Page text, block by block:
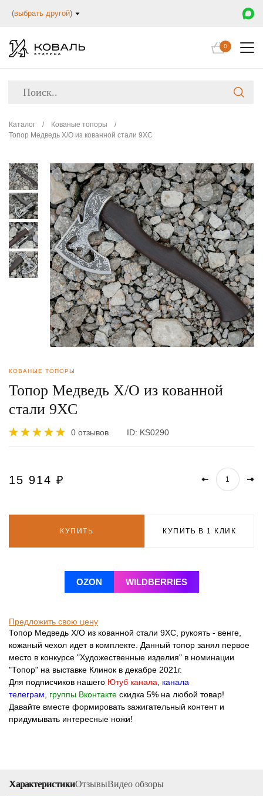
(выбрать другой)
0
Каталог / Кованые топоры
/
Топор Медведь Х/О из кованной стали 9ХС
КОВАНЫЕ ТОПОРЫ
Топор Медведь Х/О из кованной
стали 9ХС
0 отзывов ID: KS0290
15 914 ₽
КУПИТЬ КУПИТЬ В 1 КЛИК
OZON WILDBERRIES
Предложить свою цену
Топор Медведь Х/О из кованной стали 9ХС, рукоять - венге,
кожаный чехол идет в комплекте. Данный топор занял первое
место в конкурсе "Художественные изделия" в номинации
"Топор" на выставке Клинок в декабре 2021г.
Для подписчиков нашего Ютуб канала
канала
телеграм
группы Вконтакте скидка 5% на любой товар!
Давайте вместе формировать зажигательный контент и
придумывать интересные ножи!
ХарактеристикиОтзывыВидео обзоры